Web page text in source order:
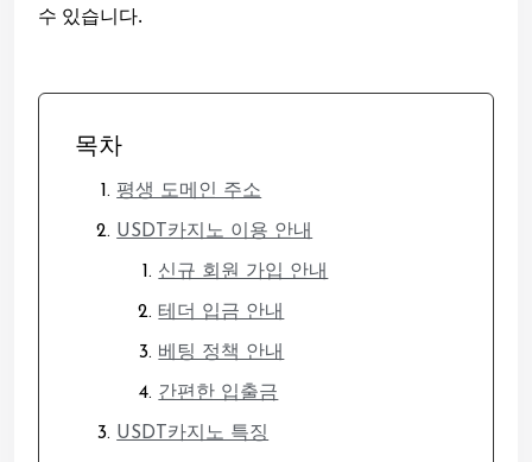
수 있습니다.
목차
평생 도메인 주소
USDT카지노 이용 안내
신규 회원 가입 안내
테더 입금 안내
베팅 정책 안내
간편한 입출금
USDT카지노 특징